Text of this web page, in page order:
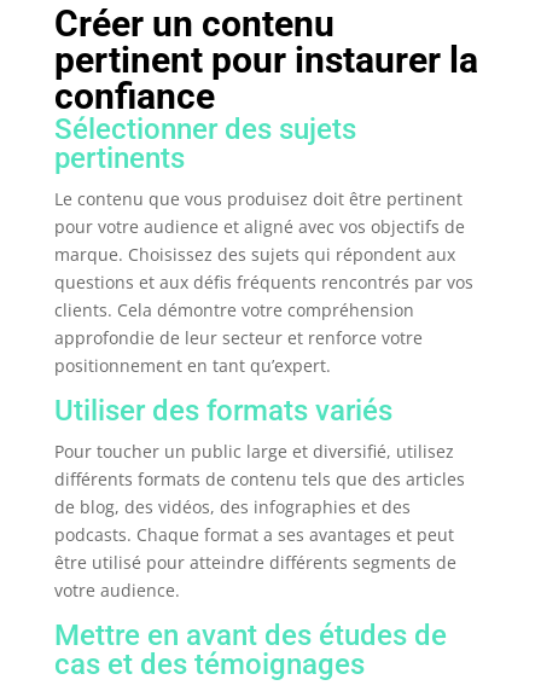
Créer un contenu
pertinent pour instaurer la
confiance
Sélectionner des sujets
pertinents
Le contenu que vous produisez doit être pertinent
pour votre audience et aligné avec vos objectifs de
marque. Choisissez des sujets qui répondent aux
questions et aux défis fréquents rencontrés par vos
clients. Cela démontre votre compréhension
approfondie de leur secteur et renforce votre
positionnement en tant qu’expert.
Utiliser des formats variés
Pour toucher un public large et diversifié, utilisez
différents formats de contenu tels que des articles
de blog, des vidéos, des infographies et des
podcasts. Chaque format a ses avantages et peut
être utilisé pour atteindre différents segments de
votre audience.
Mettre en avant des études de
cas et des témoignages